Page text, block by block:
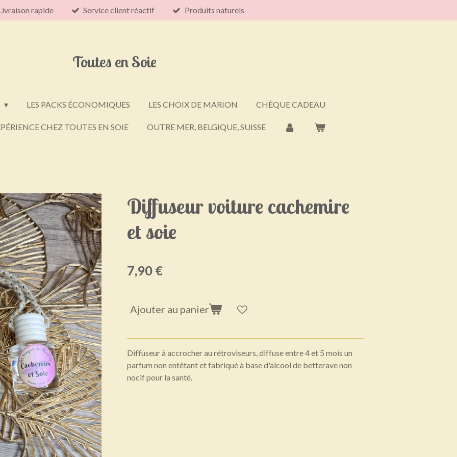
rapide Service client réactif Produits naturels
Toutes en Soie
LES PACKS ÉCONOMIQUES LES CHOIX DE MARION CHÈQUE CADEAU
CHEZ TOUTES EN SOIE OUTRE MER, BELGIQUE, SUISSE
Diffuseur voiture cachemire
et soie
7,90 €
Ajouter au panier
Diffuseur à accrocher au rétroviseurs, diffuse entre 4 et 5 mois un
parfum non entêtant et fabriqué à base d'alcool de betterave non
nocif pour la santé.